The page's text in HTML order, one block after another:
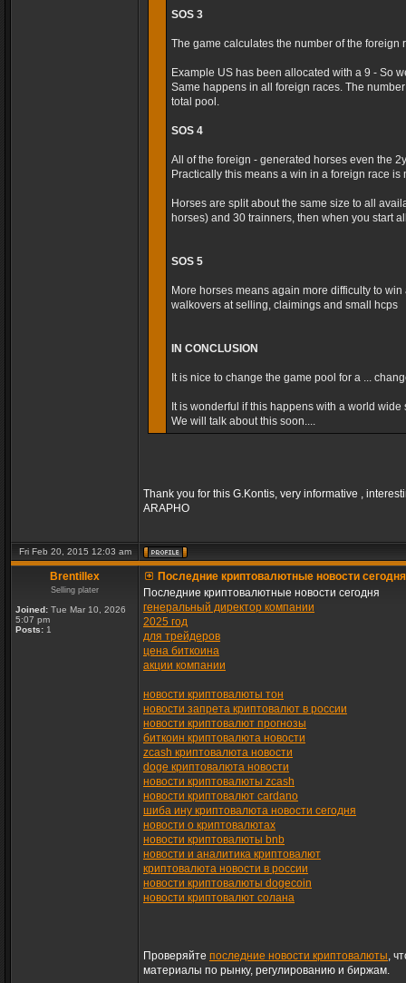
SOS 3
The game calculates the number of the foreign
Example US has been allocated with a 9 - So
Same happens in all foreign races. The
total pool.
SOS 4
All of the foreign - generated horses even the
Practically this means a win in a foreign race is
Horses are split about the same size to all
horses) and 30 trainners, then when you start
SOS 5
More horses means again more difficulty to
walkovers at selling, claimings and small hcps
IN CONCLUSION
It is nice to change the game pool for a ...
It is wonderful if this happens with a world
We will talk about this soon....
Thank you for this G.Kontis, very informative ,
ARAPHO
Fri Feb 20, 2015 12:03 am
Brentillex
Selling plater
Joined: Tue Mar 10, 2026
5:07 pm
Posts: 1
Последние криптовалютные новости сегодня
Последние криптовалютные новости сегодня
генеральный директор компании
2025 год
для трейдеров
цена биткоина
акции компании
новости криптовалюты тон
новости запрета криптовалют в россии
новости криптовалют прогнозы
биткоин криптовалюта новости
zcash криптовалюта новости
doge криптовалюта новости
новости криптовалюты zcash
новости криптовалют cardano
шиба ину криптовалюта новости сегодня
новости о криптовалютах
новости криптовалюты bnb
новости и аналитика криптовалют
криптовалюта новости в россии
новости криптовалюты dogecoin
новости криптовалют солана
Проверяйте последние новости криптовалюты,
материалы по рынку, регулированию и биржам.